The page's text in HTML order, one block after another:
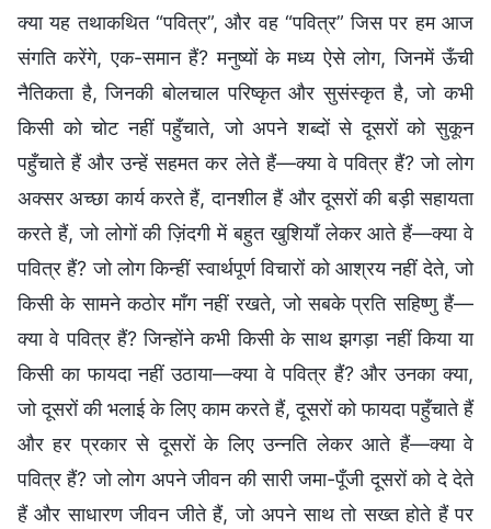
क्या यह तथाकथित “पवित्र”, और वह “पवित्र” जिस पर हम आज
संगति करेंगे, एक-समान हैं? मनुष्यों के मध्य ऐसे लोग, जिनमें ऊँची
नैतिकता है, जिनकी बोलचाल परिष्कृत और सुसंस्कृत है, जो कभी
किसी को चोट नहीं पहुँचाते, जो अपने शब्दों से दूसरों को सुकून
पहुँचाते हैं और उन्हें सहमत कर लेते हैं—क्या वे पवित्र हैं? जो लोग
अक्सर अच्छा कार्य करते हैं, दानशील हैं और दूसरों की बड़ी सहायता
करते हैं, जो लोगों की ज़िंदगी में बहुत खुशियाँ लेकर आते हैं—क्या वे
पवित्र हैं? जो लोग किन्हीं स्वार्थपूर्ण विचारों को आश्रय नहीं देते, जो
किसी के सामने कठोर माँग नहीं रखते, जो सबके प्रति सहिष्णु हैं—
क्या वे पवित्र हैं? जिन्होंने कभी किसी के साथ झगड़ा नहीं किया या
किसी का फायदा नहीं उठाया—क्या वे पवित्र हैं? और उनका क्या,
जो दूसरों की भलाई के लिए काम करते हैं, दूसरों को फायदा पहुँचाते हैं
और हर प्रकार से दूसरों के लिए उन्नति लेकर आते हैं—क्या वे
पवित्र हैं? जो लोग अपने जीवन की सारी जमा-पूँजी दूसरों को दे देते
हैं और साधारण जीवन जीते हैं, जो अपने साथ तो सख्त होते हैं पर